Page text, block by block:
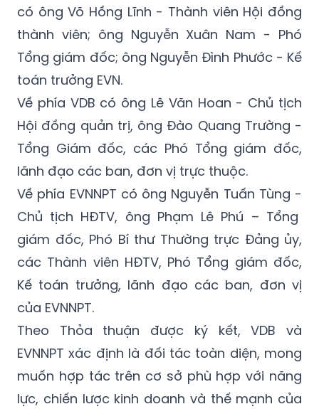
có ông Võ Hồng Lĩnh - Thành viên Hội đồng
thành viên; ông Nguyễn Xuân Nam - Phó
Tổng giám đốc; ông Nguyễn Đình Phước - Kế
toán trưởng EVN.
Về phía VDB có ông Lê Văn Hoan - Chủ tịch
Hội đồng quản trị, ông Đào Quang Trường -
Tổng Giám đốc, các Phó Tổng giám đốc,
lãnh đạo các ban, đơn vị trực thuộc.
Về phía EVNNPT có ông Nguyễn Tuấn Tùng -
Chủ tịch HĐTV, ông Phạm Lê Phú – Tổng
giám đốc, Phó Bí thư Thường trực Đảng ủy,
các Thành viên HĐTV, Phó Tổng giám đốc,
Kế toán trưởng, lãnh đạo các ban, đơn vị
của EVNNPT.
Theo Thỏa thuận được ký kết, VDB và
EVNNPT xác định là đối tác toàn diện, mong
muốn hợp tác trên cơ sở phù hợp với năng
lực, chiến lược kinh doanh và thế mạnh của